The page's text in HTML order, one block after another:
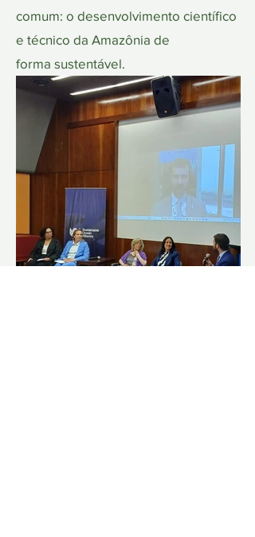
comum: o desenvolvimento científico
e técnico da Amazônia de
forma sustentável.